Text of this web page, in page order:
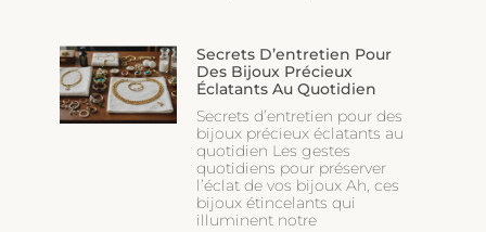
Secrets D’entretien Pour
Des Bijoux Précieux
Éclatants Au Quotidien
Secrets d’entretien pour des
bijoux précieux éclatants au
quotidien Les gestes
quotidiens pour préserver
l’éclat de vos bijoux Ah, ces
bijoux étincelants qui
illuminent notre